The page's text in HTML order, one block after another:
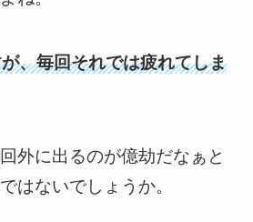
、毎回それでは疲れてしま
外に出るのが億劫だなぁ と
はないでしょうか。